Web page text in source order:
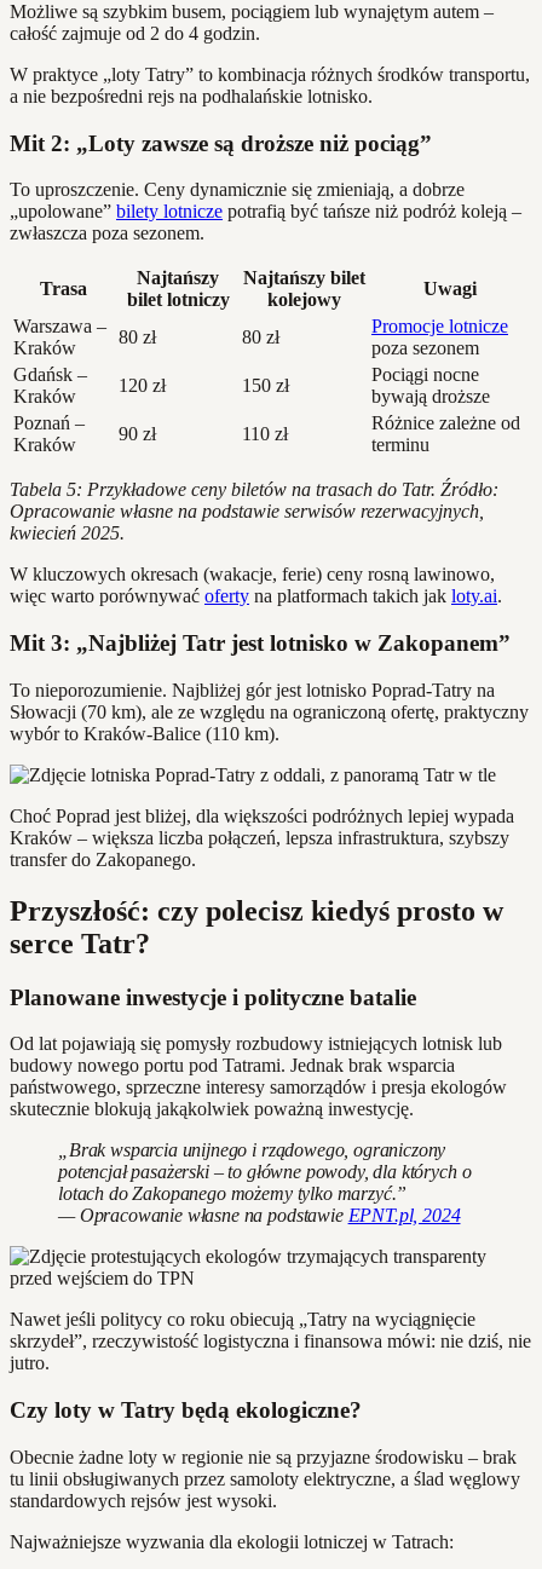
Możliwe są szybkim busem, pociągiem lub wynajętym autem –
całość zajmuje od 2 do 4 godzin.
W praktyce „loty Tatry” to kombinacja różnych środków transportu,
a nie bezpośredni rejs na podhalańskie lotnisko.
Mit 2: „Loty zawsze są droższe niż pociąg”
To uproszczenie. Ceny dynamicznie się zmieniają, a dobrze
„upolowane” bilety lotnicze potrafią być tańsze niż podróż koleją –
zwłaszcza poza sezonem.
Trasa
Najtańszy
bilet lotniczy
Najtańszy bilet
kolejowy
Uwagi
Warszawa –
Kraków
80 zł 80 zł
Promocje lotnicze
poza sezonem
Gdańsk –
Kraków
120 zł 150 zł
Pociągi nocne
bywają droższe
Poznań –
Kraków
90 zł 110 zł
Różnice zależne od
terminu
Tabela 5: Przykładowe ceny biletów na trasach do Tatr. Źródło:
Opracowanie własne na podstawie serwisów rezerwacyjnych,
kwiecień 2025.
W kluczowych okresach (wakacje, ferie) ceny rosną lawinowo,
więc warto porównywać oferty na platformach takich jak loty.ai.
Mit 3: „Najbliżej Tatr jest lotnisko w Zakopanem”
To nieporozumienie. Najbliżej gór jest lotnisko Poprad-Tatry na
Słowacji (70 km), ale ze względu na ograniczoną ofertę, praktyczny
wybór to Kraków-Balice (110 km).
Choć Poprad jest bliżej, dla większości podróżnych lepiej wypada
Kraków – większa liczba połączeń, lepsza infrastruktura, szybszy
transfer do Zakopanego.
Przyszłość: czy polecisz kiedyś prosto w
serce Tatr?
Planowane inwestycje i polityczne batalie
Od lat pojawiają się pomysły rozbudowy istniejących lotnisk lub
budowy nowego portu pod Tatrami. Jednak brak wsparcia
państwowego, sprzeczne interesy samorządów i presja ekologów
skutecznie blokują jakąkolwiek poważną inwestycję.
„Brak wsparcia unijnego i rządowego, ograniczony
potencjał pasażerski – to główne powody, dla których o
lotach do Zakopanego możemy tylko marzyć.”
— Opracowanie własne na podstawie EPNT.pl, 2024
Nawet jeśli politycy co roku obiecują „Tatry na wyciągnięcie
skrzydeł”, rzeczywistość logistyczna i finansowa mówi: nie dziś, nie
jutro.
Czy loty w Tatry będą ekologiczne?
Obecnie żadne loty w regionie nie są przyjazne środowisku – brak
tu linii obsługiwanych przez samoloty elektryczne, a ślad węglowy
standardowych rejsów jest wysoki.
Najważniejsze wyzwania dla ekologii lotniczej w Tatrach: